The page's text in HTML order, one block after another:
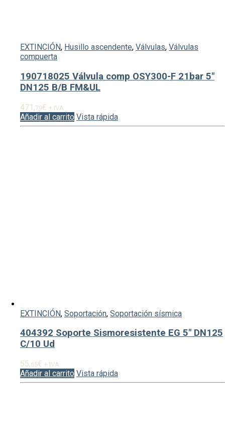
EXTINCIÓN, Husillo ascendente, Válvulas, Válvulas
compuerta
190718025 Válvula comp OSY300-F 21bar 5″
DN125 B/B FM&UL
471,79€ + IVA
Añadir al carrito Vista rápida
EXTINCIÓN, Soportación, Soportación sísmica
404392 Soporte Sismoresistente EG 5″ DN125
C/10 Ud
55,65€ + IVA
Añadir al carrito Vista rápida